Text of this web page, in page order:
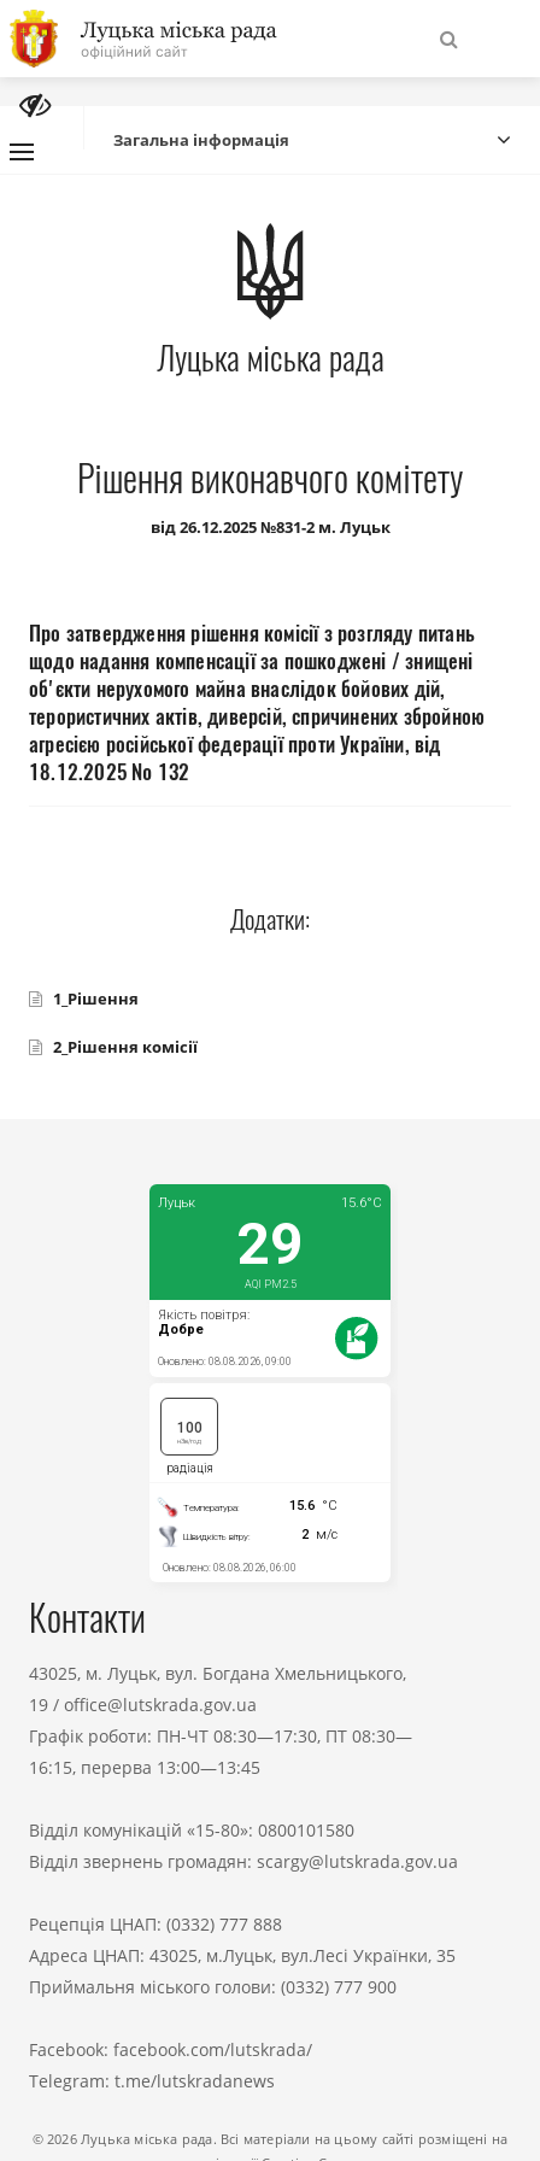
На
головну
Про місто
Міська влада
Міська рада
Публічна інформація
Документи
Загальна інформація
Луцька міська рада
Рішення виконавчого комітету
від 26.12.2025 №831-2 м. Луцьк
Про затвердження рішення комісії з розгляду питань
щодо надання компенсації за пошкоджені / знищені
об'єкти нерухомого майна внаслідок бойових дій,
терористичних актів, диверсій, спричинених збройною
агресією російської федерації проти України, від
18.12.2025 № 132
Додатки:
1_Рішення
2_Рішення комісії
Контакти
43025, м. Луцьк, вул. Богдана Хмельницького,
19 / office@lutskrada.gov.ua
Графік роботи: ПН-ЧТ 08:30—17:30, ПТ 08:30—
16:15, перерва 13:00—13:45
Відділ комунікацій «15-80»: 0800101580
Відділ звернень громадян: scargy@lutskrada.gov.ua
Рецепція ЦНАП: (0332) 777 888
Адреса ЦНАП: 43025, м.Луцьк, вул.Лесі Українки, 35
Приймальня міського голови: (0332) 777 900
Facebook: facebook.com/lutskrada/
Telegram: t.me/lutskradanews
© 2026 Луцька міська рада. Всі матеріали на цьому сайті розміщені на